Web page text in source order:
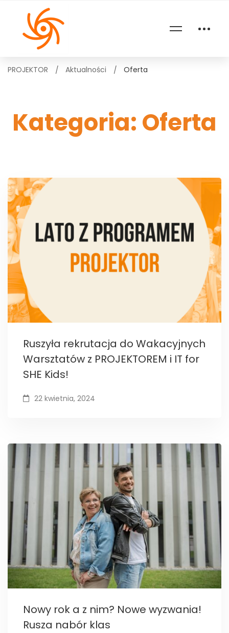
Kategoria: Oferta
PROJEKTOR Aktualności Oferta
Ruszyła rekrutacja do Wakacyjnych
Warsztatów z PROJEKTOREM i IT for
SHE Kids!
22 kwietnia, 2024
Nowy rok a z nim? Nowe wyzwania!
Rusza nabór klas